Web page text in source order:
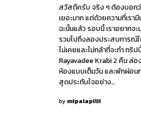
สวัสดีครับ จริง ๆ ต้องบอก
เยอะมาก แต่ด้วยความที่เรา
ฉะนั้นแล้ว รอบนี้ เราอยาก
รวมไปถึงลองประสบการณ์
ไม่เคยและไม่กล้าที่จะทำ ทริ
Rayavadee Krabi 2 คืน ล่อ
ห้องแบบเต็มวัน และพักผ่อ
สุดประทับใจอย่าง…
by mipalapilii